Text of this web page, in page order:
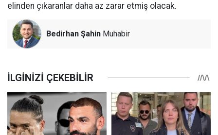
elinden çıkaranlar daha az zarar etmiş olacak.
Bedirhan Şahin Muhabir